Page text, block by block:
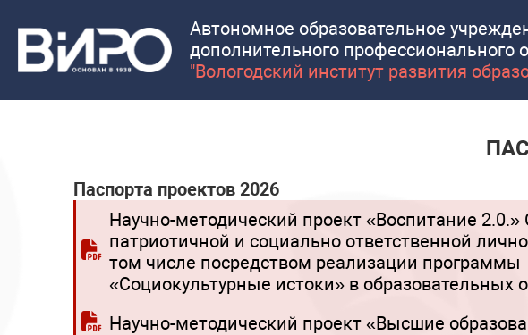
Автономное образовательное
дополнительного профессионального
"Вологодский институт развития
Паспорта проектов 2026
Научно-методический проект «Воспитание
патриотичной и социально ответственной
том числе посредством реализации программы
«Социокультурные истоки» в образовательных
Научно-методический проект «Высшие